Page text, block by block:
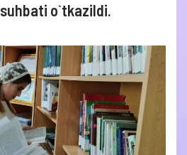
o`tkazildi.